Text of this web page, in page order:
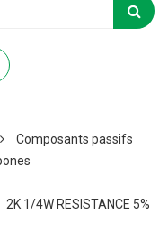
Composants passifs
2K 1/4W RESISTANCE 5%